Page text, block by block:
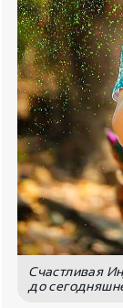
Счастливая
до